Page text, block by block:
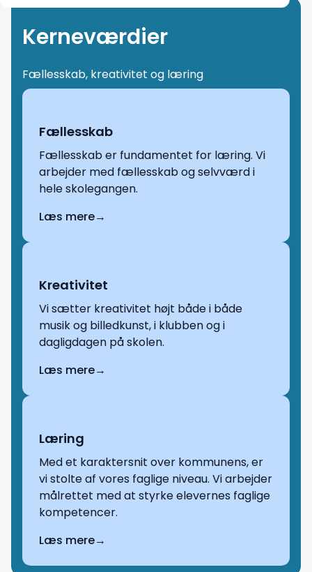
Kerneværdier
Fællesskab, kreativitet og læring
Fællesskab
Fællesskab er fundamentet for læring. Vi
arbejder med fællesskab og selvværd i
hele skolegangen.
Læs mere→
Kreativitet
Vi sætter kreativitet højt både i både
musik og billedkunst, i klubben og i
dagligdagen på skolen.
Læs mere→
Læring
Med et karaktersnit over kommunens, er
vi stolte af vores faglige niveau. Vi arbejder
målrettet med at styrke elevernes faglige
kompetencer.
Læs mere→